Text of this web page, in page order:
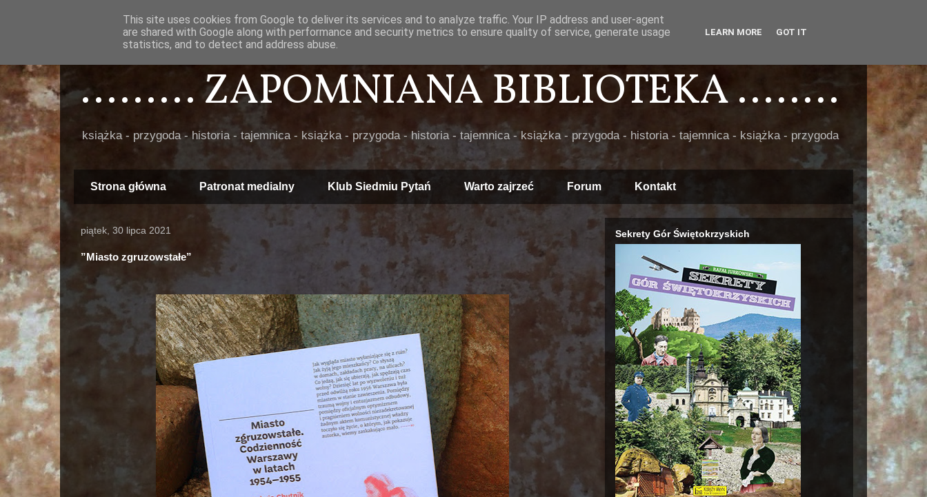
......... ZAPOMNIANA BIBLIOTEKA ........
książka - przygoda - historia - tajemnica - książka - przygoda - historia - tajemnica - książka - przygoda - historia - tajemnica - książka - przygoda
Strona główna Patronat medialny Klub Siedmiu Pytań Warto zajrzeć Forum Kontakt
piątek, 30 lipca 2021
”Miasto zgruzowstałe”
Sekrety Gór Świętokrzyskich
This site uses cookies from Google to deliver its services and to analyze traffic. Your IP address and user-agent
are shared with Google along with performance and security metrics to ensure quality of service, generate usage
statistics, and to detect and address abuse.
LEARN MORE GOT IT